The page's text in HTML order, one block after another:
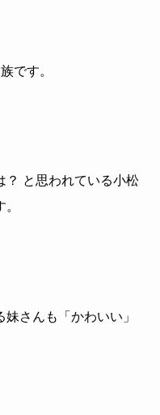
です。
？ と思われている小松
さんも「かわいい」